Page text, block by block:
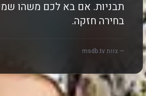
תבניות. אם בא לכם משהו
בחירה חזקה.
— צוות msdb.tv